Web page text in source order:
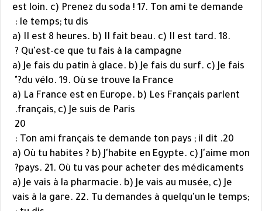
est loin. c) Prenez du soda ! 17. Ton ami te demande
le temps; tu dis :
a) II est 8 heures. b) II fait beau. c) II est tard. 18.
Qu'est-ce que tu fais à la campagne ?
a) Je fais du patin à glace. b) Je fais du surf. c) Je fais
du vélo. 19. Où se trouve la France?"
a) La France est en Europe. b) Les Français parlent
français, c) Je suis de Paris.
20
20. Ton ami français te demande ton pays ; il dit :
a) Où tu habites ? b) J'habite en Egypte. c) J'aime mon
pays. 21. Où tu vas pour acheter des médicaments?
a) Je vais à la pharmacie. b) Je vais au musée, c) Je
vais à la gare. 22. Tu demandes à quelqu'un le temps;